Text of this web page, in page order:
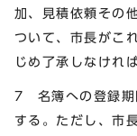
加、見積依頼その
ついて、市長がこ
じめ了承しなけれ
7 名簿への登録期
する。ただし、市